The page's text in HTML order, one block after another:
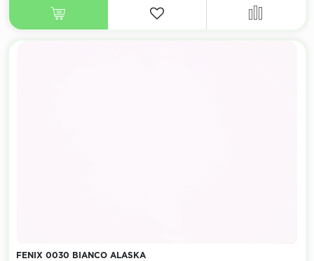
FENIX 0030 BIANCO ALASKA